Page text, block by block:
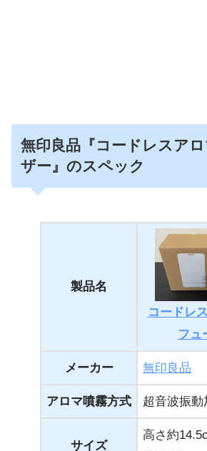
無印良品『コードレスア
ザー』のスペック
製品名
コードレ
フュ
メーカー 無印良品
アロマ噴霧方式 超音波振
サイズ
高さ約